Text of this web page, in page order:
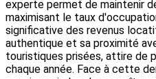
experte permet de maintenir
maximisant le taux
significative des revenus
authentique et sa proximité
touristiques prisées, attire de
chaque année. Face à cette